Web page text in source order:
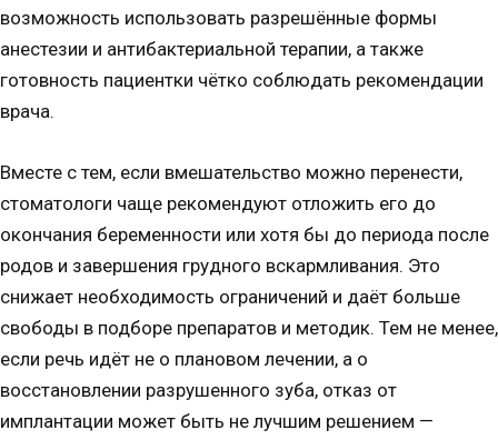
возможность использовать разрешённые формы
анестезии и антибактериальной терапии, а также
готовность пациентки чётко соблюдать рекомендации
врача.
Вместе с тем, если вмешательство можно перенести,
стоматологи чаще рекомендуют отложить его до
окончания беременности или хотя бы до периода после
родов и завершения грудного вскармливания. Это
снижает необходимость ограничений и даёт больше
свободы в подборе препаратов и методик. Тем не менее,
если речь идёт не о плановом лечении, а о
восстановлении разрушенного зуба, отказ от
имплантации может быть не лучшим решением —